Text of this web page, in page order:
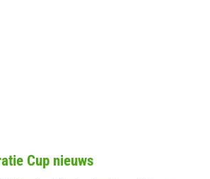
Cup nieuws